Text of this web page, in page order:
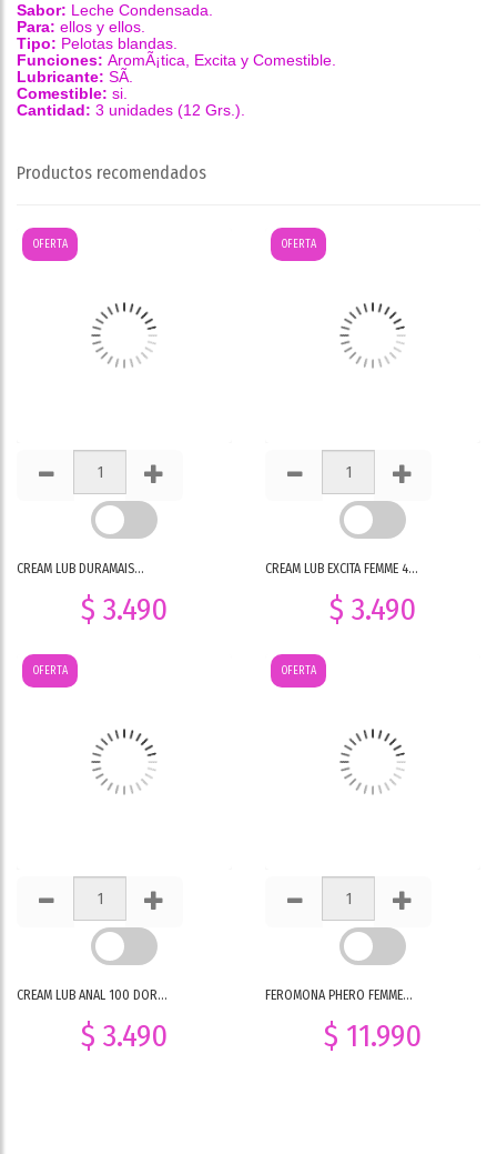
Sabor: Leche Condensada.
Para: ellos y ellos.
Tipo: Pelotas blandas.
Funciones: AromÃ¡tica, Excita y Comestible.
Lubricante: SÃ­.
Comestible: si.
Cantidad: 3 unidades (12 Grs.).
Productos recomendados
OFERTA
CREAM LUB DURAMAIS...
$ 3.490
OFERTA
CREAM LUB EXCITA FEMME 4...
$ 3.490
OFERTA
CREAM LUB ANAL 100 DOR...
$ 3.490
OFERTA
FEROMONA PHERO FEMME...
$ 11.990